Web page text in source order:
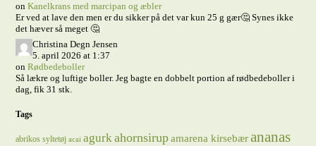
onKanelkrans med marcipan og æbler
Er ved at lave den men er du sikker på det var kun 25 g gær🤔 Synes ikke
det hæver så meget 🤔
Christina Degn Jensen
5. april 2026 at 1:37
onRødbedeboller
Så lækre og luftige boller. Jeg bagte en dobbelt portion af rødbedeboller i
dag, fik 31 stk.
Tags
abrikos syltetøj acai agurkahornsirupamarena kirsebærananas